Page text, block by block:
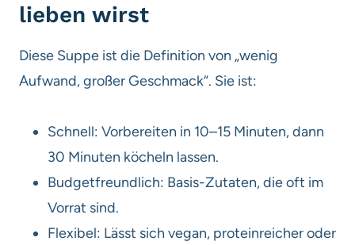
lieben wirst
Diese Suppe ist die Definition von „wenig
Aufwand, großer Geschmack“. Sie ist:
Schnell: Vorbereiten in 10–15 Minuten, dann
30 Minuten köcheln lassen.
Budgetfreundlich: Basis-Zutaten, die oft im
Vorrat sind.
Flexibel: Lässt sich vegan, proteinreicher oder